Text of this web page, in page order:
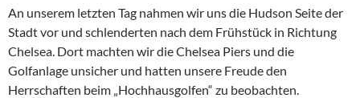
An unserem letzten Tag nahmen wir uns die Hudson Seite der
Stadt vor und schlenderten nach dem Frühstück in Richtung
Chelsea. Dort machten wir die Chelsea Piers und die
Golfanlage unsicher und hatten unsere Freude den
Herrschaften beim „Hochhausgolfen“ zu beobachten.